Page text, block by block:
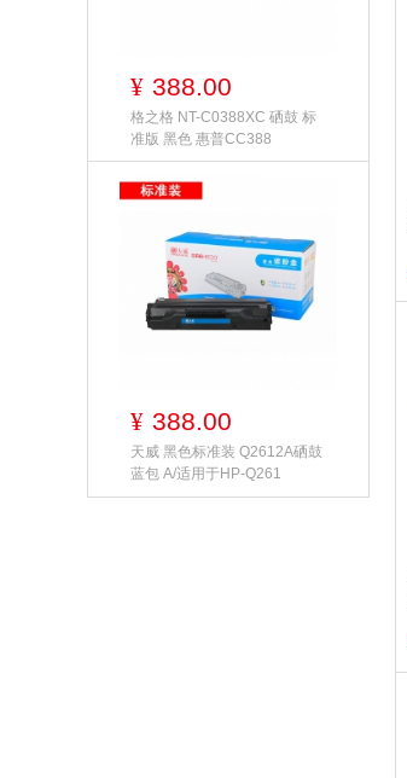
¥ 388.00
格之格 NT-C0388XC 硒鼓 标
准版 黑色 惠普CC388
¥ 388.00
天威 黑色标准装 Q2612A硒鼓
蓝包 A/适用于HP-Q261